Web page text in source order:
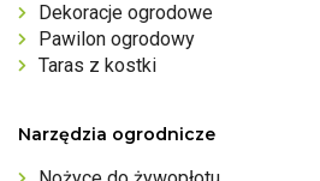
Dekoracje ogrodowe
Pawilon ogrodowy
Taras z kostki
Narzędzia ogrodnicze